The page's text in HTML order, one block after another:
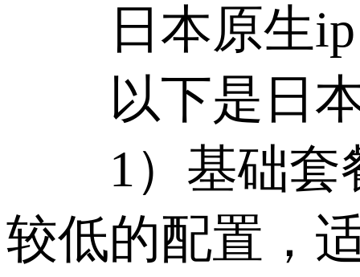
日本原生ip
以下是日本
1）基础套餐
较低的配置，